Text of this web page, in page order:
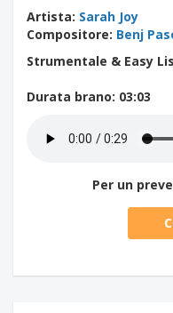
Artista: Sarah Joy
Compositore: Benj
Strumentale & Easy
Durata brano: 03:03
Per un